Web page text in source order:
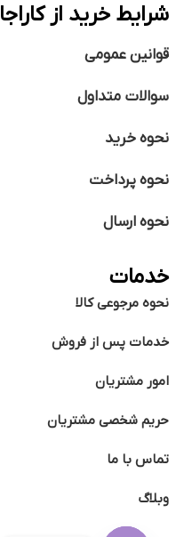
شرایط خرید از کاراجا
قوانین عمومی
سوالات متداول
نحوه خرید
نحوه پرداخت
نحوه ارسال
خدمات
نحوه مرجوعی کالا
خدمات پس از فروش
امور مشتریان
حریم شخصی مشتریان
تماس با ما
وبلاگ